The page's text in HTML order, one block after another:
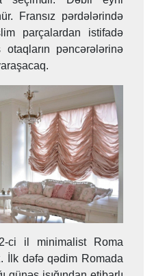
Fransız pərdələrində
parçalardan istifadə
pəncərələrinə
ci il minimalist Roma
İlk dəfə qədim Romada